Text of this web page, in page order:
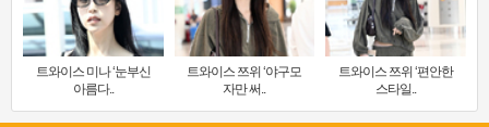
트와이스 미나 ‘눈부신
아름다..
트와이스 쯔위 ‘야구모
자만 써..
트와이스 쯔위 ‘편안한
스타일..